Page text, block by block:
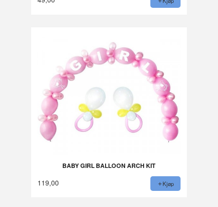
BABY GIRL BALLOON ARCH KIT
119,00 Kjøp